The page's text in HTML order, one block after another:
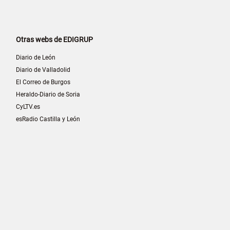
Otras webs de EDIGRUP
Diario de León
Diario de Valladolid
El Correo de Burgos
Heraldo-Diario de Soria
CyLTV.es
esRadio Castilla y León